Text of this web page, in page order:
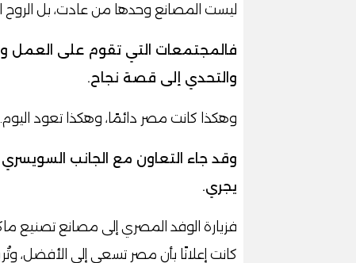
ليست المصانع وحدها من عادت، بل الروح
فالمجتمعات التي تقوم على العمل
والتحدي إلى قصة نجاح.
وهكذا كانت مصر دائمًا، وهكذا تعود اليوم.
وقد جاء التعاون مع الجانب
يجري.
فزيارة الوفد المصري إلى مصانع تصنيع
كانت إعلانًا بأن مصر تسعى إلى الأفضل،